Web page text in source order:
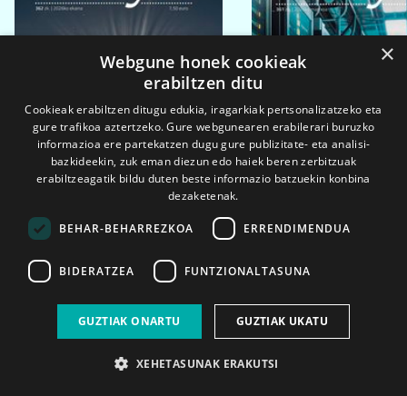
2026ko eka. 1a 2026ko mar. 1a
×
Webgune honek cookieak
erabiltzen ditu
Cookieak erabiltzen ditugu edukia, iragarkiak pertsonalizatzeko eta
gure trafikoa aztertzeko. Gure webgunearen erabilerari buruzko
informazioa ere partekatzen dugu gure publizitate- eta analisi-
bazkideekin, zuk eman diezun edo haiek beren zerbitzuak
erabiltzeagatik bildu duten beste informazio batzuekin konbina
dezaketenak.
BEHAR-BEHARREZKOA ERRENDIMENDUA
BIDERATZEA FUNTZIONALTASUNA
GUZTIAK ONARTU GUZTIAK UKATU
XEHETASUNAK ERAKUTSI